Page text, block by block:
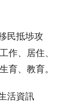
民抵埗攻
作、居住、
育、教育。
活資訊